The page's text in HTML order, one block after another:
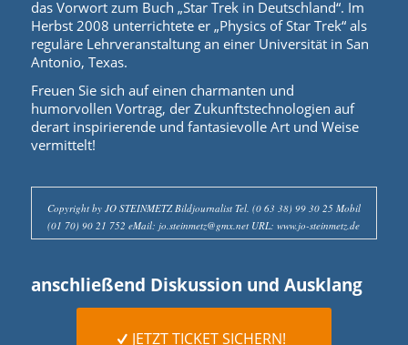
das Vorwort zum Buch „Star Trek in Deutschland“. Im
Herbst 2008 unterrichtete er „Physics of Star Trek“ als
reguläre Lehrveranstaltung an einer Universität in San
Antonio, Texas.
Freuen Sie sich auf einen charmanten und
humorvollen Vortrag, der Zukunftstechnologien auf
derart inspirierende und fantasievolle Art und Weise
vermittelt!
Copyright by JO STEINMETZ Bildjournalist Tel. (0 63 38) 99 30 25 Mobil
(01 70) 90 21 752 eMail: jo.steinmetz@gmx.net URL: www.jo-steinmetz.de
anschließend Diskussion und Ausklang
JETZT TICKET SICHERN!